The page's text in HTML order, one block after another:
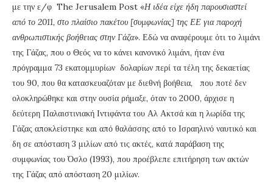
με την ε/φ The Jerusalem Post «Η ιδέα είχε ήδη παρουσιαστεί
από το 2011, στο πλαίσιο πακέτου [συμφωνίας] της ΕΕ για παροχή
ανθρωπιστικής βοήθειας στην Γάζα». Εδώ να αναφέρουμε ότι το λιμάνι
της Γάζας, που ο Θεός να το κάνει κανονικό λιμάνι, ήταν ένα
πρόγραμμα 73 εκατομμυρίων δολαρίων περί τα τέλη της δεκαετίας
του 90, που θα κατασκευαζόταν με διεθνή βοήθεια, που ποτέ δεν
ολοκληρώθηκε και στην ουσία ρήμαξε, όταν το 2000, άρχισε η
δεύτερη Παλαιστινιακή Ιντιφάντα του Αλ Ακτσά και η λωρίδα της
Γάζας αποκλείστηκε και από θαλάσσης από το Ισραηλινό ναυτικό και
δη σε απόσταση 3 μιλίων από τις ακτές, κατά παράβαση της
συμφωνίας του Όσλο (1993), που προέβλεπε επιτήρηση των ακτών
της Γάζας από απόσταση 20 μιλίων.